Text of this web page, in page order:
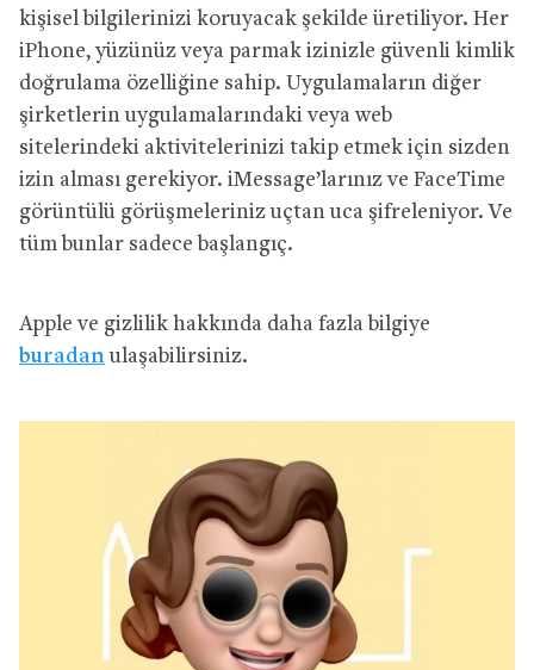
kişisel bilgilerinizi koruyacak şekilde üretiliyor. Her
iPhone, yüzünüz veya parmak izinizle güvenli kimlik
doğrulama özelliğine sahip. Uygulamaların diğer
şirketlerin uygulamalarındaki veya web
sitelerindeki aktivitelerinizi takip etmek için sizden
izin alması gerekiyor. iMessage’larınız ve FaceTime
görüntülü görüşmeleriniz uçtan uca şifreleniyor. Ve
tüm bunlar sadece başlangıç.
Apple ve gizlilik hakkında daha fazla bilgiye
buradanulaşabilirsiniz.